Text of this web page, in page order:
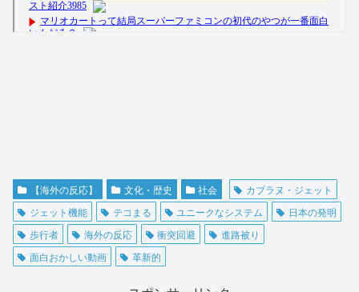
【海外の反応】 文化・歴史 社会
カブラヌ・ジェット
ジェット機能
テコまる ユニークなシステム
日本の発明
歩行者
海外の反応 衝突回避
進路被り
面白おかしい動画
革新的